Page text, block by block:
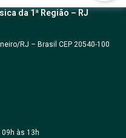
da 1ª Região – RJ
RJ – Brasil CEP 20540-100
09h às 13h